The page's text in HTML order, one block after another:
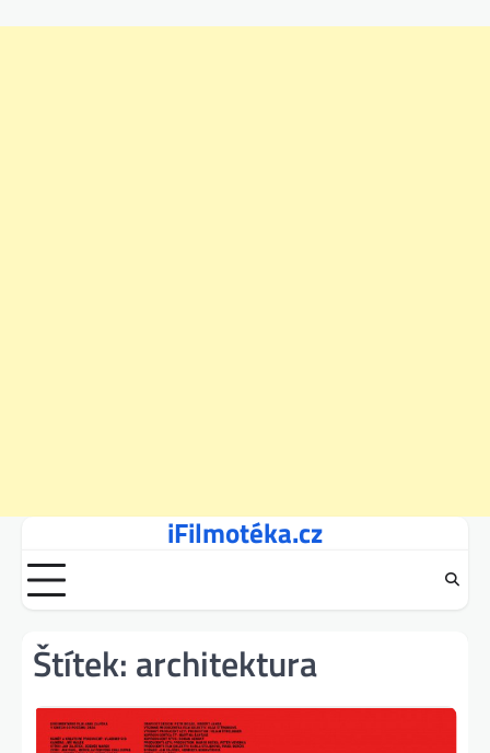
content
iFilmotéka.cz
Štítek: architektura